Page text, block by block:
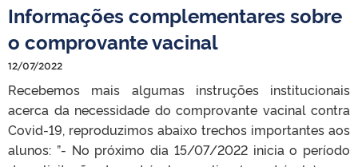
Informações complementares sobre
o comprovante vacinal
12/07/2022
Recebemos mais algumas instruções institucionais
acerca da necessidade do comprovante vacinal contra
Covid-19, reproduzimos abaixo trechos importantes aos
alunos: ”- No próximo dia 15/07/2022 inicia o período